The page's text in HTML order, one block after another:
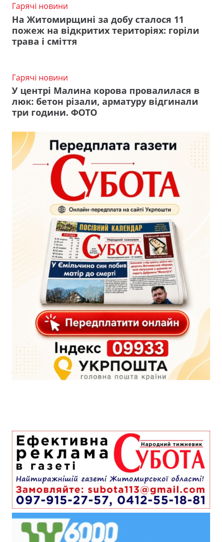
Гарячі новини
На Житомирщині за добу сталося 11
пожеж на відкритих територіях: горіли
трава і сміття
Гарячі новини
У центрі Малина корова провалилася в
люк: бетон різали, арматуру відгинали
три години. ФОТО